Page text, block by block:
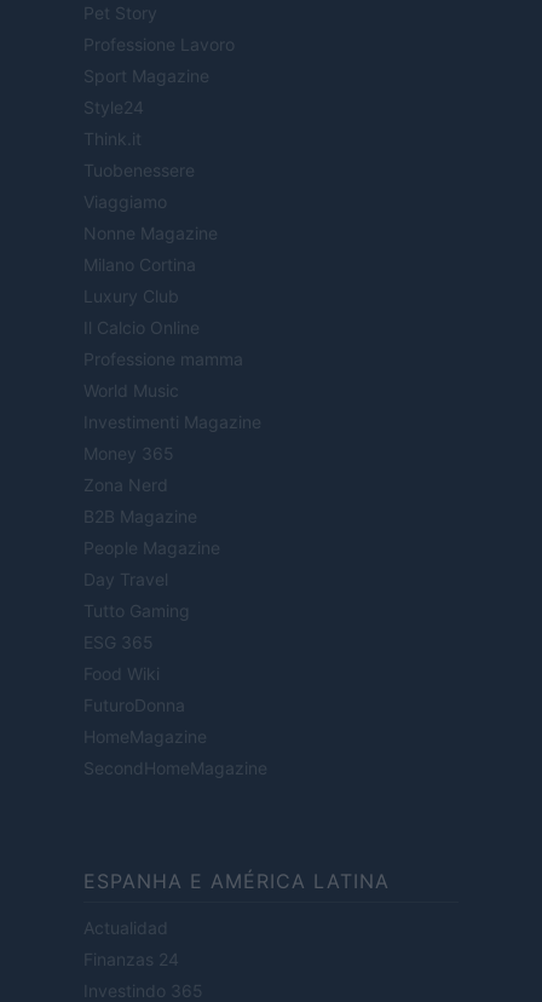
Pet Story
Professione Lavoro
Sport Magazine
Style24
Think.it
Tuobenessere
Viaggiamo
Nonne Magazine
Milano Cortina
Luxury Club
Il Calcio Online
Professione mamma
World Music
Investimenti Magazine
Money 365
Zona Nerd
B2B Magazine
People Magazine
Day Travel
Tutto Gaming
ESG 365
Food Wiki
FuturoDonna
HomeMagazine
SecondHomeMagazine
ESPANHA E AMÉRICA LATINA
Actualidad
Finanzas 24
Investindo 365